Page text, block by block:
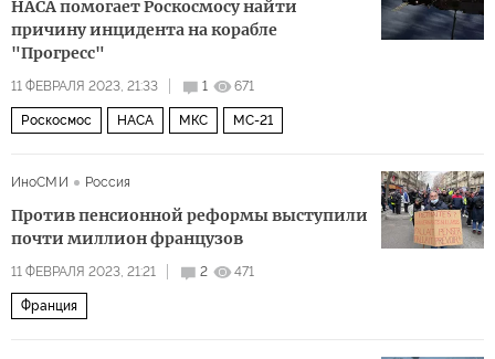
НАСА помогает Роскосмосу найти
причину инцидента на корабле
"Прогресс"
11 ФЕВРАЛЯ 2023, 21:33 1 671
Роскосмос НАСА МКС МС-21
ИноСМИ Россия
Против пенсионной реформы выступили
почти миллион французов
11 ФЕВРАЛЯ 2023, 21:21 2 471
Франция